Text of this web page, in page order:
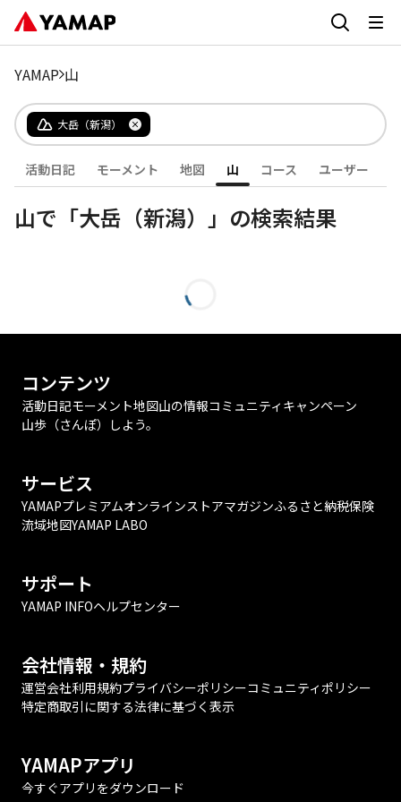
YAMAP 山
大岳（新潟）
活動日記 モーメント 地図 山 コース ユーザー
山で「大岳（新潟）」の検索結果
コンテンツ
活動日記モーメント地図山の情報コミュニティ キャンペーン
山歩（さんぽ）しよう。
サービス
YAMAPプレミアムオンラインストアマガジンふるさと納税保険
流域地図YAMAP LABO
サポート
YAMAP INFOヘルプセンター
会社情報・規約
運営会社利用規約プライバシーポリシーコミュニティポリシー
特定商取引に関する法律に基づく表示
YAMAPアプリ
今すぐアプリをダウンロード